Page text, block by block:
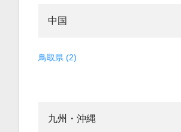
中国
鳥取県 (2)
九州・沖縄